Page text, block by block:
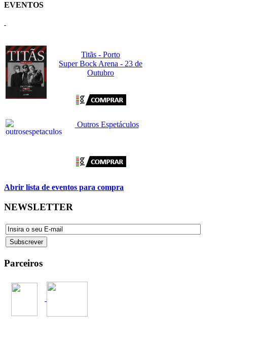
EVENTOS
Titãs - Porto
Super Bock Arena - 23 de
Outubro
Outros Espetáculos
Abrir lista de eventos para compra
NEWSLETTER
Parceiros